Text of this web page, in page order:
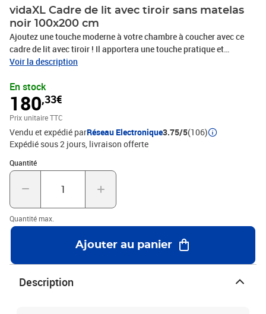
vidaXL Cadre de lit avec tiroir sans matelas
noir 100x200 cm
Ajoutez une touche moderne à votre chambre à coucher avec ce
cadre de lit avec tiroir ! Il apportera une touche pratique et
décorative à votre espace de vie. Matériau durable : le cadre de lit
qualité exceptionnelle avec une surface lisse et présente
également de la résistance, de la stabilité et de la résistance à
l'humidité.Lattes robustes : les lattes de contreplaqué assurent
une bonne répartition du poids, garantissant que le matelas reste
en place à chaque torsion de votre corps pendant le
sommeil.Fonction de rangement : le tiroir de lit et les
compartiments latéraux inclus offrent suffisamment d'espace de
rangement pour ranger vos articles essentiels, gardant votre pièce
propre et bien rangée. Bon à savoir :Un matelas n'est pas inclus
pouvez consulter notre boutique pour trouver un matelas
assorti.Couleur : noirMatériau du cadre de lit : bois
d'ingénierieMatériau des lattes : contreplaquéDimensions totales :
203 x 102 x 45 cm (L x l x H)Dimensions du matelas correspondant
: 100 x 200 cm (l x L) (matelas non inclus)Dimensions du tiroir de
contient :1 x cadre de lit1 x tiroir de lit
Voir la description
En stock
180,33€
Prix unitaire TTC
Vendu et expédié parRéseau Electronique3.75/5(106)
Expédié sous 2 jours livraison offerte
Quantité
Quantité : 1
Quantité max.
Ajouter au panier
Description